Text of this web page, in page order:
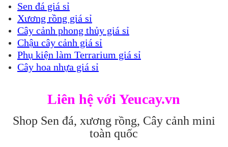
Sen đá giá sỉ
Xương rồng giá sỉ
Cây cảnh phong thủy giá sỉ
Chậu cây cảnh giá sỉ
Phụ kiện làm Terrarium giá sỉ
Cây hoa nhựa giá sỉ
Liên hệ với Yeucay.vn
Shop Sen đá, xương rồng, Cây cảnh mini
toàn quốc